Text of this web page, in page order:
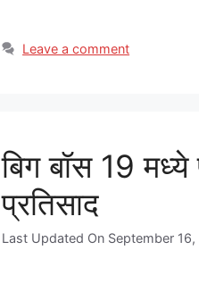
Leave a comment
बिग बॉस 19 मध्ये
प्रतिसाद
Last Updated On September